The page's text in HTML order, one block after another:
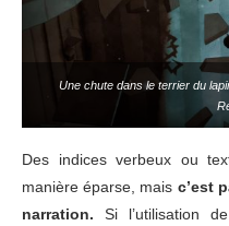
Une chute dans le terrier du
Des indices verbeux ou
manière éparse, mais c’est
narration. Si l’utilisation